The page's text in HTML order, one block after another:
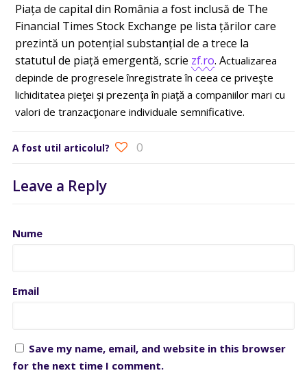
Piaţa de capital din România a fost inclusă de The
Financial Times Stock Exchange pe lista ţărilor care
prezintă un potenţial substanţial de a trece la
statutul de piaţă emergentă, scrie zf.ro. Actualizarea
depinde de progresele înregistrate în ceea ce priveşte
lichiditatea pieţei şi prezenţa în piaţă a companiilor mari cu
valori de tranzacţionare individuale semnificative.
A fost util articolul? 0
Leave a Reply
Nume
Email
Save my name, email, and website in this browser
for the next time I comment.